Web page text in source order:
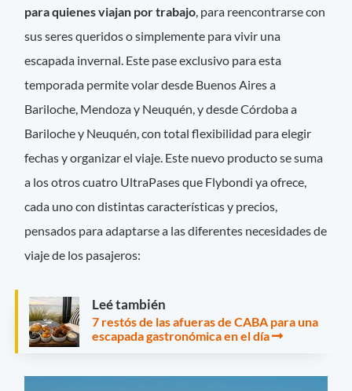
para quienes viajan por trabajo, para reencontrarse con
sus seres queridos o simplemente para vivir una
escapada invernal. Este pase exclusivo para esta
temporada permite volar desde Buenos Aires a
Bariloche, Mendoza y Neuquén, y desde Córdoba a
Bariloche y Neuquén, con total flexibilidad para elegir
fechas y organizar el viaje. Este nuevo producto se suma
a los otros cuatro UltraPases que Flybondi ya ofrece,
cada uno con distintas características y precios,
pensados para adaptarse a las diferentes necesidades de
viaje de los pasajeros:
Leé también
7 restós de las afueras de CABA para una
escapada gastronómica en el día